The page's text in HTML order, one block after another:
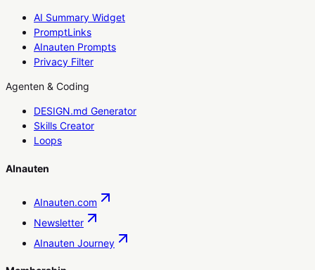
AI Summary Widget
PromptLinks
AInauten Prompts
Privacy Filter
Agenten & Coding
DESIGN.md Generator
Skills Creator
Loops
AInauten
AInauten.com
Newsletter
AInauten Journey